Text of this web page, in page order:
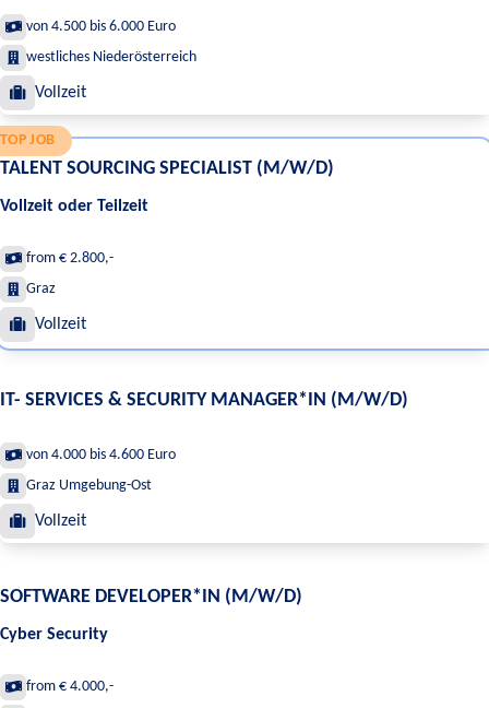
von 4.500 bis 6.000 Euro
westliches Niederösterreich
Vollzeit
TOP JOB
TALENT SOURCING SPECIALIST (M/W/D)
Vollzeit oder Teilzeit
from € 2.800,-
Graz
Vollzeit
IT- SERVICES & SECURITY MANAGER*IN (M/W/D)
von 4.000 bis 4.600 Euro
Graz Umgebung-Ost
Vollzeit
SOFTWARE DEVELOPER*IN (M/W/D)
Cyber Security
from € 4.000,-